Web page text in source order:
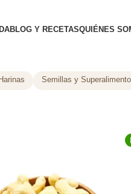
BLOG Y RECETASQUIÉNES
Harinas Semillas y